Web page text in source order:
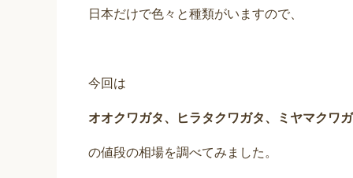
日本だけで色々と種類がいますので、
今回は
オオクワガタ、ヒラタクワガタ、ミヤマクワ
の値段の相場を調べてみました。